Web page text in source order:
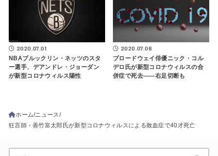
2020.07.01
NBAブルックリン・ネッツのスタ
ー選手、デアンドレ・ジョーダン
が新型コロナウィルス陽性
2020.07.06
ブロードウェイ俳優ニック・コル
デロ氏が新型コロナウィルスの合
併症で死去――右足切断も
ホーム ニュース
狂言師・善竹富太郎氏が新型コロナウィルスによる敗血症で40才死亡